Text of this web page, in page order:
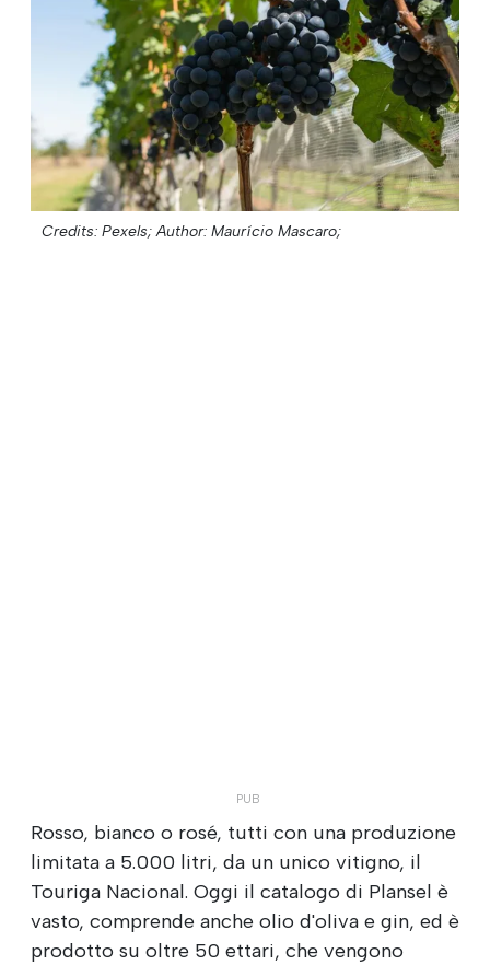
Credits: Pexels; Author: Maurício Mascaro;
Rosso, bianco o rosé, tutti con una produzione
limitata a 5.000 litri, da un unico vitigno, il
Touriga Nacional. Oggi il catalogo di Plansel è
vasto, comprende anche olio d'oliva e gin, ed è
prodotto su oltre 50 ettari, che vengono